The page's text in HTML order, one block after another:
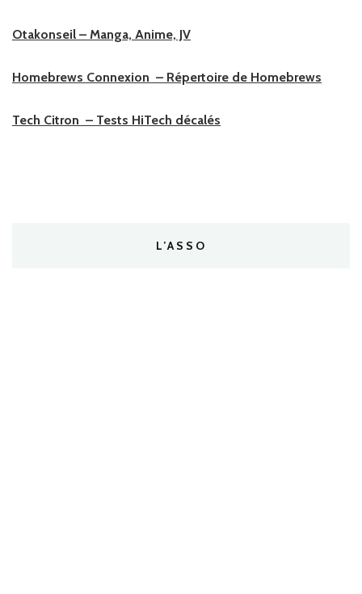
Otakonseil – Manga, Anime, JV
Homebrews Connexion – Répertoire de Homebrews
Tech Citron – Tests HiTech décalés
L’ASSO